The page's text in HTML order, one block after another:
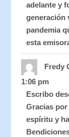
adelante y
generación
pandemia
esta
Fredy
1:06 pm
Escribo
Gracias
espíritu y